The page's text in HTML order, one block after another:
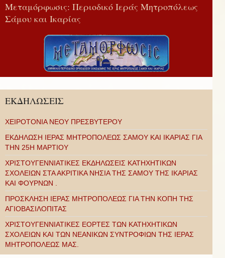
Μεταμόρφωσις: Περιοδικό Ιεράς Μητροπόλεως
Σάμου και Ικαρίας
ΕΚΔΗΛΩΣΕΙΣ
ΧΕΙΡΟΤΟΝΙΑ ΝΕΟΥ ΠΡΕΣΒΥΤΕΡΟΥ
ΕΚΔΗΛΩΣΗ ΙΕΡΑΣ ΜΗΤΡΟΠΟΛΕΩΣ ΣΑΜΟΥ ΚΑΙ ΙΚΑΡΙΑΣ ΓΙΑ
ΤΗΝ 25Η ΜΑΡΤΙΟΥ
ΧΡΙΣΤΟΥΓΕΝΝΙΑΤΙΚΕΣ ΕΚΔΗΛΩΣΕΙΣ ΚΑΤΗΧΗΤΙΚΩΝ
ΣΧΟΛΕΙΩΝ ΣΤΑ ΑΚΡΙΤΙΚΑ ΝΗΣΙΑ ΤΗΣ ΣΑΜΟΥ ΤΗΣ ΙΚΑΡΙΑΣ
ΚΑΙ ΦΟΥΡΝΩΝ .
ΠΡΟΣΚΛΗΣΗ ΙΕΡΑΣ ΜΗΤΡΟΠΟΛΕΩΣ ΓΙΑ ΤΗΝ ΚΟΠΗ ΤΗΣ
ΑΓΙΟΒΑΣΙΛΟΠΙΤΑΣ
ΧΡΙΣΤΟΥΓΕΝΝΙΑΤΙΚΕΣ ΕΟΡΤΕΣ ΤΩΝ ΚΑΤΗΧΗΤΙΚΩΝ
ΣΧΟΛΕΙΩΝ ΚΑΙ ΤΩΝ ΝΕΑΝΙΚΩΝ ΣΥΝΤΡΟΦΙΩΝ ΤΗΣ ΙΕΡΑΣ
ΜΗΤΡΟΠΟΛΕΩΣ ΜΑΣ.